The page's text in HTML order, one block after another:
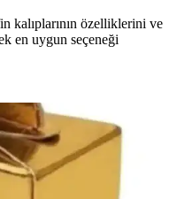
kalıplarının özelliklerini ve
en uygun seçeneği